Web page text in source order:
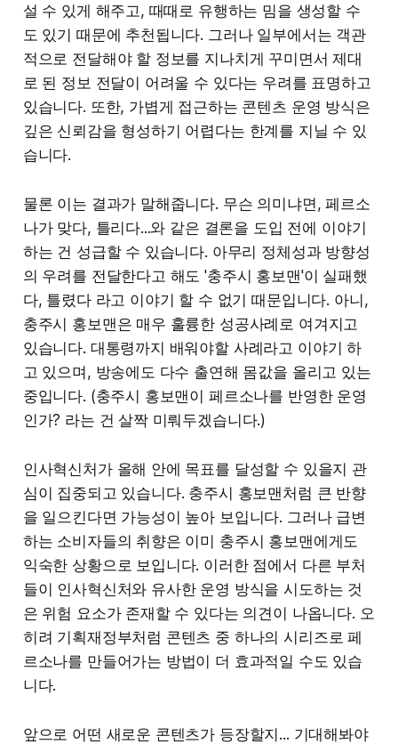
설 수 있게 해주고, 때때로 유행하는 밈을 생성할 수
도 있기 때문에 추천됩니다. 그러나 일부에서는 객관
적으로 전달해야 할 정보를 지나치게 꾸미면서 제대
로 된 정보 전달이 어려울 수 있다는 우려를 표명하고
있습니다. 또한, 가볍게 접근하는 콘텐츠 운영 방식은
깊은 신뢰감을 형성하기 어렵다는 한계를 지닐 수 있
습니다.
물론 이는 결과가 말해줍니다. 무슨 의미냐면, 페르소
나가 맞다, 틀리다...와 같은 결론을 도입 전에 이야기
하는 건 성급할 수 있습니다. 아무리 정체성과 방향성
의 우려를 전달한다고 해도 '충주시 홍보맨'이 실패했
다, 틀렸다 라고 이야기 할 수 없기 때문입니다. 아니,
충주시 홍보맨은 매우 훌륭한 성공사례로 여겨지고
있습니다. 대통령까지 배워야할 사례라고 이야기 하
고 있으며, 방송에도 다수 출연해 몸값을 올리고 있는
중입니다. (충주시 홍보맨이 페르소나를 반영한 운영
인가? 라는 건 살짝 미뤄두겠습니다.)
인사혁신처가 올해 안에 목표를 달성할 수 있을지 관
심이 집중되고 있습니다. 충주시 홍보맨처럼 큰 반향
을 일으킨다면 가능성이 높아 보입니다. 그러나 급변
하는 소비자들의 취향은 이미 충주시 홍보맨에게도
익숙한 상황으로 보입니다. 이러한 점에서 다른 부처
들이 인사혁신처와 유사한 운영 방식을 시도하는 것
은 위험 요소가 존재할 수 있다는 의견이 나옵니다. 오
히려 기획재정부처럼 콘텐츠 중 하나의 시리즈로 페
르소나를 만들어가는 방법이 더 효과적일 수도 있습
니다.
앞으로 어떤 새로운 콘텐츠가 등장할지... 기대해봐야